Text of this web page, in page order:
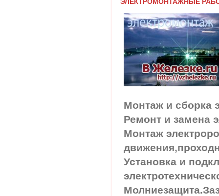
Монтаж и сборка
Ремонт и замена
Монтаж
Установка и